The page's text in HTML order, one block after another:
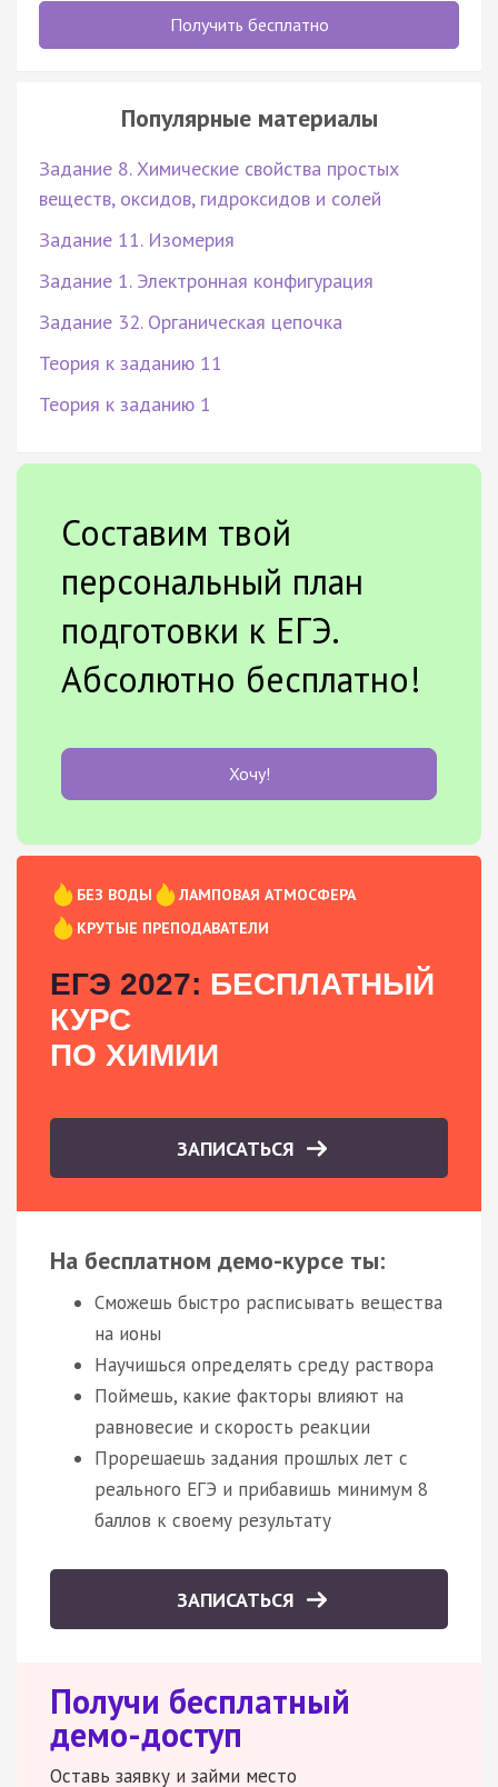
Получить бесплатно
Популярные материалы
Задание 8. Химические свойства простых
веществ, оксидов, гидроксидов и солей
Задание 11. Изомерия
Задание 1. Электронная конфигурация
Задание 32. Органическая цепочка
Теория к заданию 11
Теория к заданию 1
Составим твой
персональный план
подготовки к ЕГЭ.
Абсолютно бесплатно!
Хочу!
БЕЗ ВОДЫ
ЛАМПОВАЯ АТМОСФЕРА
КРУТЫЕ ПРЕПОДАВАТЕЛИ
ЕГЭ 2027: БЕСПЛАТНЫЙ
КУРС
ПО ХИМИИ
ЗАПИСАТЬСЯ
На бесплатном демо-курсе ты:
Сможешь быстро расписывать вещества
на ионы
Научишься определять среду раствора
Поймешь, какие факторы влияют на
равновесие и скорость реакции
Прорешаешь задания прошлых лет с
реального ЕГЭ и прибавишь минимум 8
баллов к своему результату
ЗАПИСАТЬСЯ
Получи бесплатный
демо-доступ
Оставь заявку и займи место